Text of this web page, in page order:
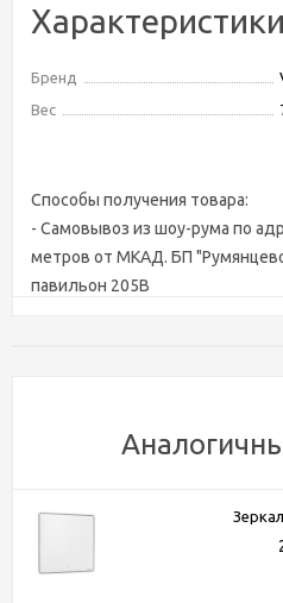
Характеристики
Бренд
Вес
Способы получения товара:
- Самовывоз из шоу-рума по
метров от МКАД. БП
павильон 205В